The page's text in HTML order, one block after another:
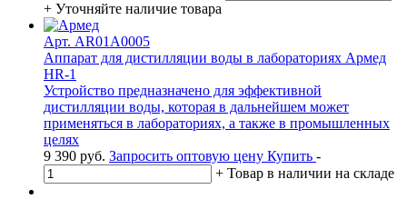
+ Уточняйте наличие товара
Арт. AR01A0005
Аппарат для дистилляции воды в лабораториях Армед
HR-1
Устройство предназначено для эффективной
дистилляции воды, которая в дальнейшем может
применяться в лабораториях, а также в промышленных
целях
9 390 руб. Запросить оптовую цену Купить -
+ Товар в наличии на складе